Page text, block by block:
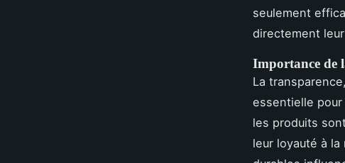
seulement
directement
Importance de
La
essentielle
les produits
leur loyauté à